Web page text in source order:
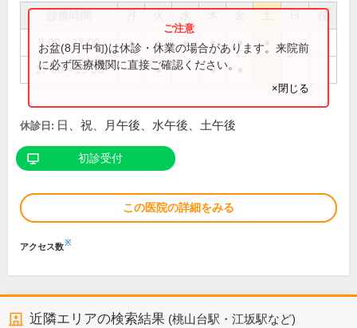
祝
9:00～12:00 ● ● ● ● ●
17:00～19:00 ● ●
お盆(8月中旬)は休診・休業の場合があります。来院前
に必ず医療機関に直接ご確認ください。
×閉じる
休診日: 日、祝、月午後、水午後、土午後
初診受付
この医院の詳細をみる
アクセス数※
近隣エリアの検索結果 (桃山台駅・江坂駅など)